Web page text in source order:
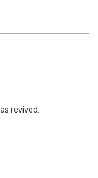
revived.